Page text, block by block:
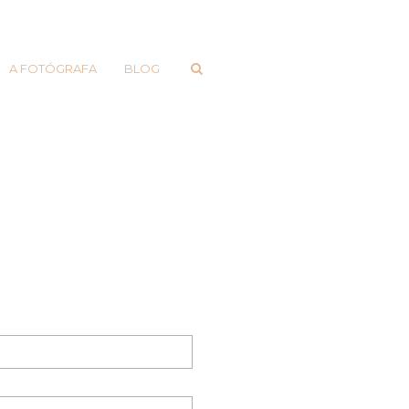
A FOTÓGRAFA BLOG